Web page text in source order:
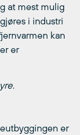
at mest mulig
i industri
kan
er
er